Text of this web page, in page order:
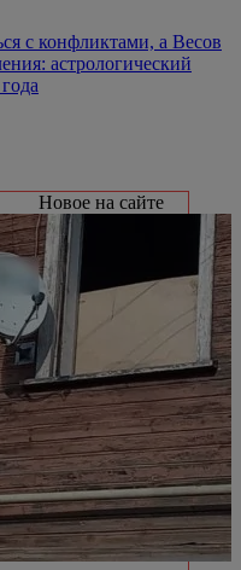
с конфликтами, а Весов
астрологический
Новое на сайте